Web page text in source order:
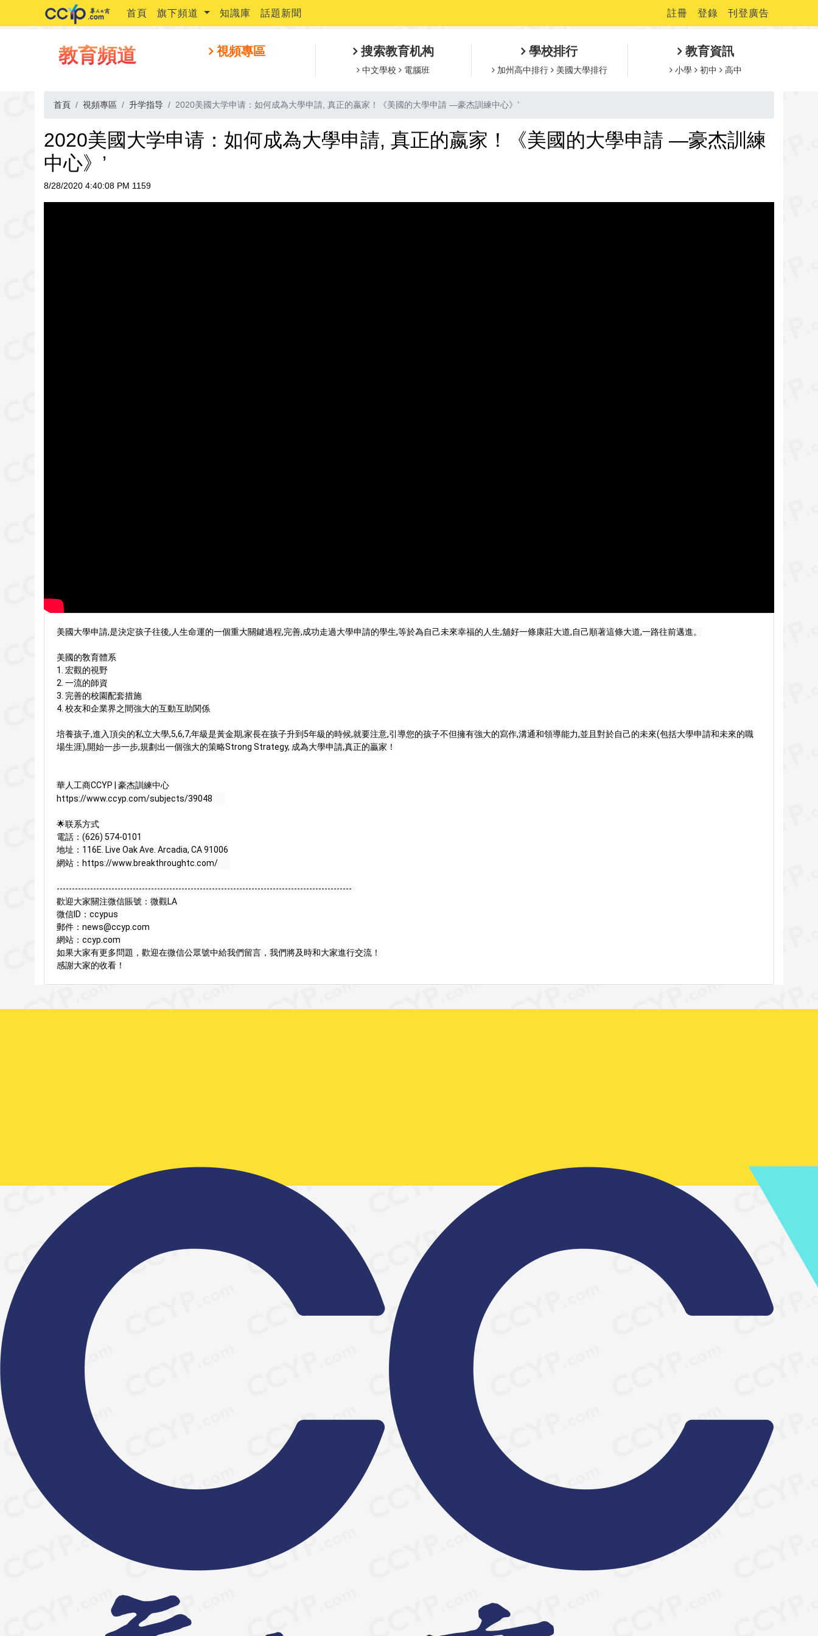
首頁 旗下頻道 知識庫 話題新聞 註冊 登錄 刊登廣告
教育頻道 視頻專區 搜索教育机构
中文學校 電腦班
學校排行
加州高中排行 美國大學排行
教育資訊
小學 初中 高中
首頁 視頻專區 升学指导 2020美國大学申请：如何成為大學申請, 真正的嬴家！《美國的大學申請 —豪杰訓練中心》’
2020美國大学申请：如何成為大學申請, 真正的嬴家！《美國的大學申請 —豪杰訓練
中心》’
8/28/2020 4:40:08 PM 1159
美國大學申請,是決定孩子往後,人生命運的一個重大關鍵過程,完善,成功走過大學申請的學生,等於為自己未來幸福的人生,舖好一條康莊大道,自己順著這條大道,一路往前邁進。
美國的敎育體系
1. 宏觀的視野
2. 一流的師資
3. 完善的校園配套措施
4. 校友和企業界之間強大的互動互助関係
培養孩子,進入頂尖的私立大學,5,6,7,年級是黃金期,家長在孩子升到5年級的時候,就要注意,引導您的孩子不但擁有強大的寫作,溝通和領導能力,並且對於自己的未來(包括大學申請和未來的職
場生涯),開始一步一步,規劃出一個強大的策略Strong Strategy, 成為大學申請,真正的贏家！
https://www.ccyp.com/subjects/39048
🌟联系方式
電話：(626) 574-0101
地址：116E. Live Oak Ave. Arcadia, CA 91006
網站： https://www.breakthroughtc.com/
-------------------------------------------------------------------------------------------------
歡迎大家關注微信賬號：微觀LA
微信ID：ccypus
郵件：news@ccyp.com
網站：ccyp.com
如果大家有更多問題，歡迎在微信公眾號中給我們留言，我們將及時和大家進行交流！
感謝大家的收看！